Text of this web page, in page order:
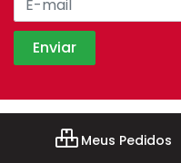
Meus Pedidos